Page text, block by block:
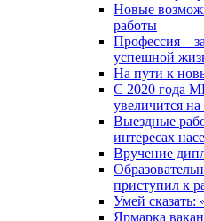
Новые
работы
Профессия –
успешной
На пути к
С 2020 года
увеличится на
Выездные
интересах
Вручение
приступил к
Умей сказать:
Ярмарка